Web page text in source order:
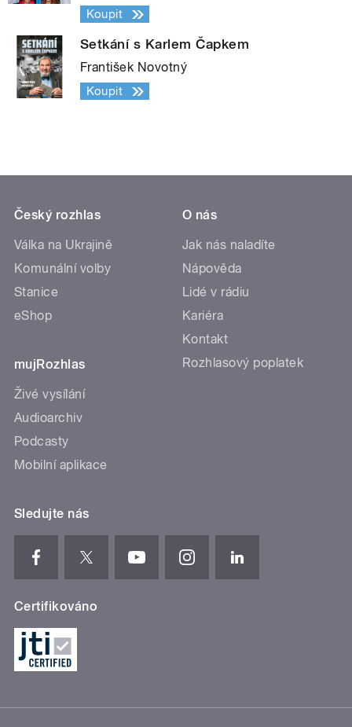
Koupit
Setkání s Karlem Čapkem
František Novotný
Koupit
Český rozhlas
Válka na Ukrajině
Komunální volby
Stanice
eShop
mujRozhlas
Živé vysílání
Audioarchiv
Podcasty
Mobilní aplikace
O nás
Jak nás naladíte
Nápověda
Lidé v rádiu
Kariéra
Kontakt
Rozhlasový poplatek
Sledujte nás
Certifikováno